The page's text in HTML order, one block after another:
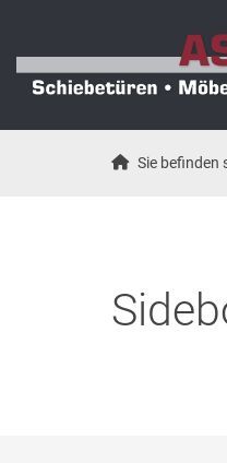
Sie befinden